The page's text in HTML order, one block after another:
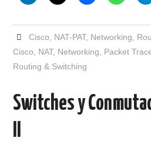
Cisco NAT-PAT, Networking
Cisco
NAT, Networking Packet
Routing & Switching
Switches y
II